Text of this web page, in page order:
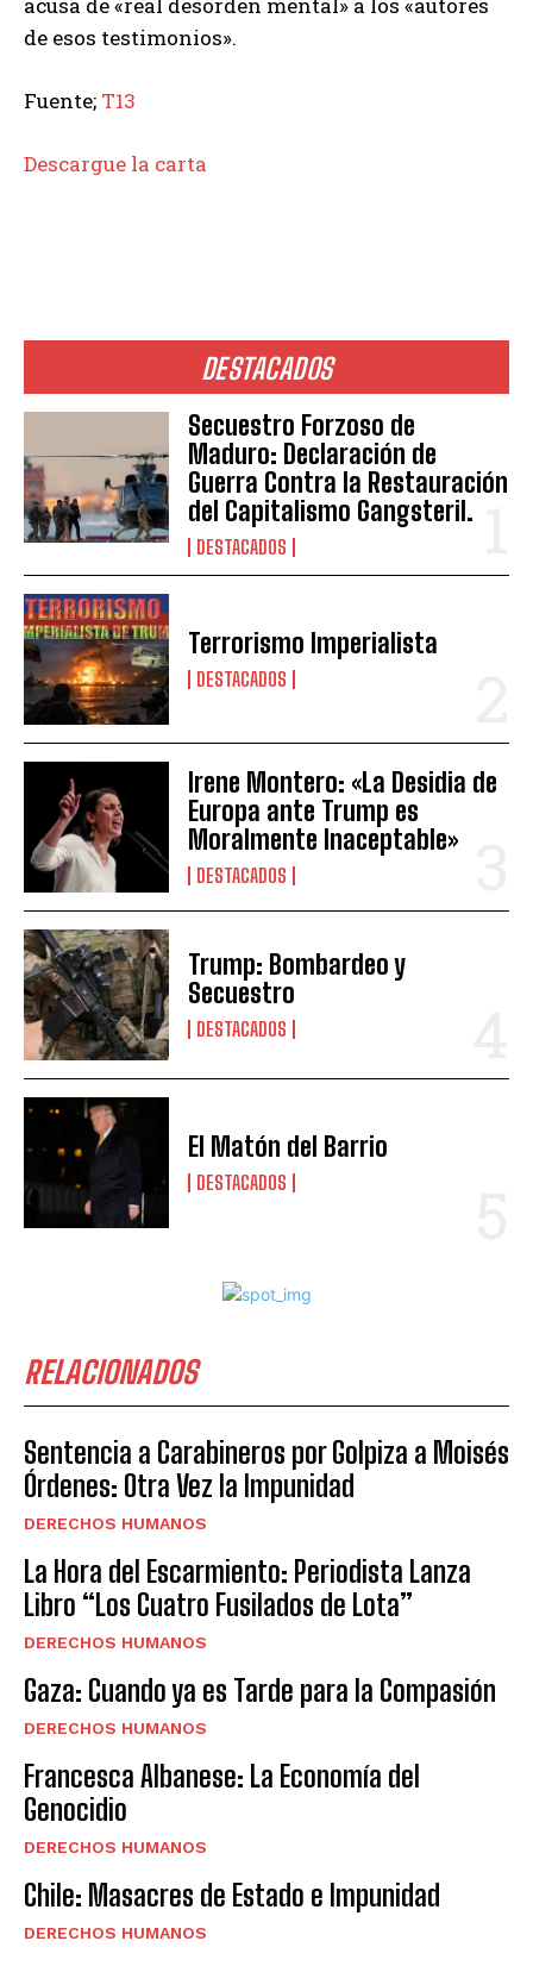
DESTACADOS
Secuestro Forzoso de
Maduro: Declaración de
Guerra Contra la Restauración
del Capitalismo Gangsteril.
DESTACADOS
Terrorismo Imperialista
DESTACADOS
Irene Montero: «La Desidia de
Europa ante Trump es
Moralmente Inaceptable»
DESTACADOS
Trump: Bombardeo y
Secuestro
DESTACADOS
El Matón del Barrio
DESTACADOS
RELACIONADOS
Sentencia a Carabineros por Golpiza a Moisés
Órdenes: Otra Vez la Impunidad
DERECHOS HUMANOS
La Hora del Escarmiento: Periodista Lanza
Libro “Los Cuatro Fusilados de Lota”
DERECHOS HUMANOS
Gaza: Cuando ya es Tarde para la Compasión
DERECHOS HUMANOS
Francesca Albanese: La Economía del
Genocidio
DERECHOS HUMANOS
Chile: Masacres de Estado e Impunidad
DERECHOS HUMANOS
de esos testimonios».
Fuente; T13
Descargue la carta